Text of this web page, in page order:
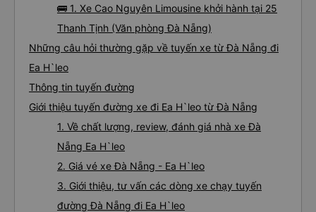
🚌 1. Xe Cao Nguyên Limousine khởi hành tại 25
Thanh Tịnh (Văn phòng Đà Nẵng)
Những câu hỏi thường gặp về tuyến xe từ Đà Nẵng đi
Ea H`leo
Thông tin tuyến đường
Giới thiệu tuyến đường xe đi Ea H`leo từ Đà Nẵng
1. Về chất lượng, review, đánh giá nhà xe Đà
Nẵng Ea H`leo
2. Giá vé xe Đà Nẵng - Ea H`leo
3. Giới thiệu, tư vấn các dòng xe chạy tuyến
đường Đà Nẵng đi Ea H`leo